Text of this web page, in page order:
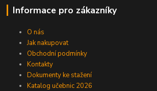
Informace pro zákazníky
O nás
Jak nakupovat
Obchodní podmínky
Kontakty
Dokumenty ke stažení
Katalog učebnic 2026